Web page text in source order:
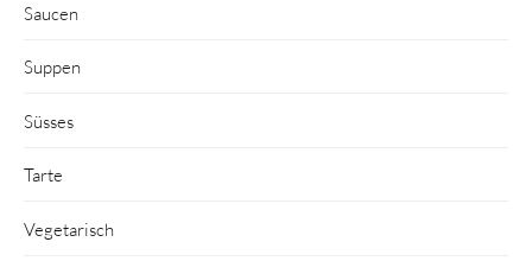
Saucen
Suppen
Süsses
Tarte
Vegetarisch